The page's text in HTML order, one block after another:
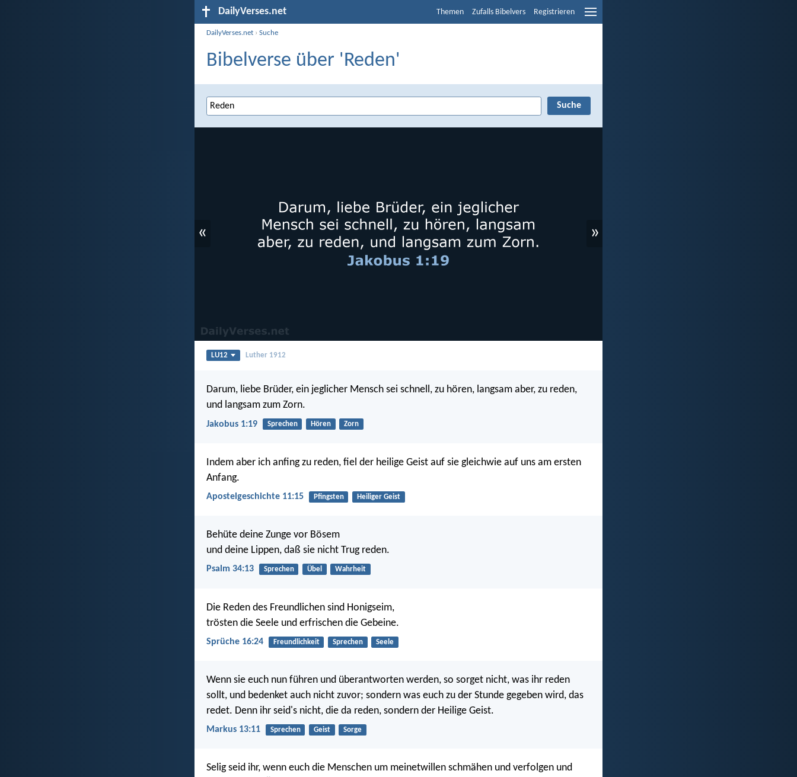
DailyVerses.net Themen Zufalls Bibelvers Registrieren
DailyVerses.net ›Suche
Bibelverse über 'Reden'
« »
LU12 Luther 1912
Darum, liebe Brüder, ein jeglicher Mensch sei schnell, zu hören, langsam aber, zu reden,
und langsam zum Zorn.
Jakobus 1:19 Sprechen Hören Zorn
Indem aber ich anfing zu reden, fiel der heilige Geist auf sie gleichwie auf uns am ersten
Anfang.
Apostelgeschichte 11:15 Pfingsten Heiliger Geist
Behüte deine Zunge vor Bösem
und deine Lippen, daß sie nicht Trug reden.
Psalm 34:13 Sprechen Übel Wahrheit
Die Reden des Freundlichen sind Honigseim,
trösten die Seele und erfrischen die Gebeine.
Sprüche 16:24 Freundlichkeit Sprechen Seele
Wenn sie euch nun führen und überantworten werden, so sorget nicht, was ihr reden
sollt, und bedenket auch nicht zuvor; sondern was euch zu der Stunde gegeben wird, das
redet. Denn ihr seid's nicht, die da reden, sondern der Heilige Geist.
Markus 13:11 Sprechen Geist Sorge
Selig seid ihr, wenn euch die Menschen um meinetwillen schmähen und verfolgen und